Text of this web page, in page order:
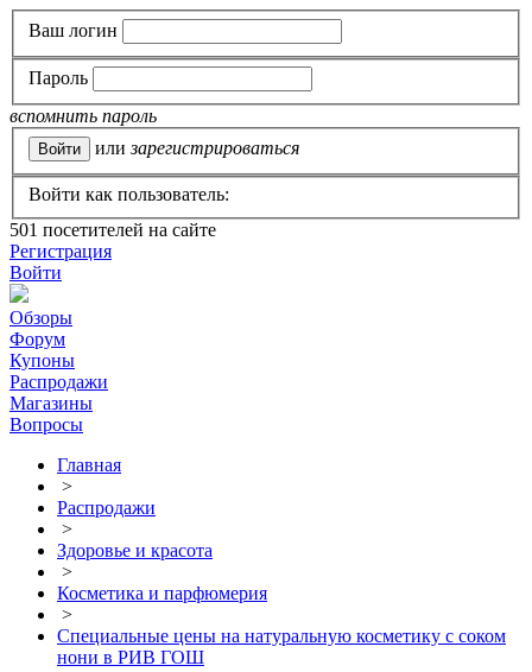
Ваш логин
Пароль
вспомнить пароль
или зарегистрироваться
Войти как пользователь:
501 посетителей на сайте
Регистрация
Войти
Обзоры
Форум
Купоны
Распродажи
Магазины
Вопросы
Главная
>
Распродажи
>
Здоровье и красота
>
Косметика и парфюмерия
>
Специальные цены на натуральную косметику с соком
нони в РИВ ГОШ